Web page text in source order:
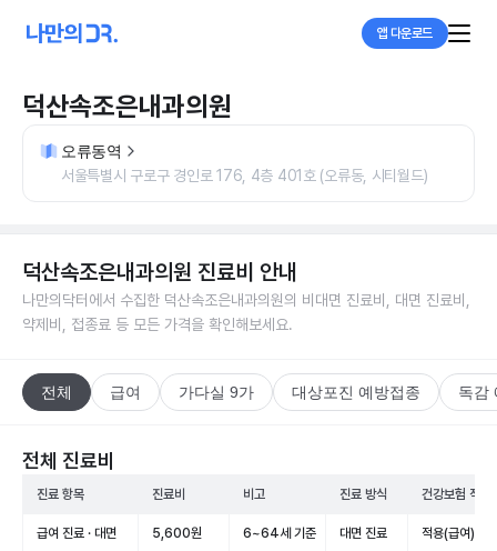
앱 다운로드
덕산속조은내과의원
오류동역
서울특별시 구로구 경인로 176, 4층 401호 (오류동, 시티월드)
덕산속조은내과의원 진료비 안내
나만의닥터에서 수집한 덕산속조은내과의원의 비대면 진료비, 대면 진료비,
약제비, 접종료 등 모든 가격을 확인해보세요.
전체 급여 가다실 9가 대상포진 예방접종 독감
전체 진료비
진료 항목 진료비 비고 진료 방식 건강보험 적용
급여 진료 · 대면 5,600원 6~64세 기준 대면 진료 적용(급여)